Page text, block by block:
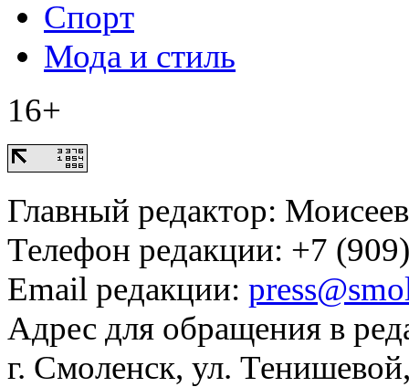
Спорт
Мода и стиль
16+
Главный редактор:
Телефон редакции: +7
Email редакции:
Адрес для обращения в
г. Смоленск, ул.